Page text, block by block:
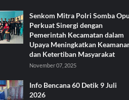
Senkom Mitra Polri Somba Opu
Perkuat Sinergi dengan
Pemerintah Kecamatan dalam
Upaya Meningkatkan
dan Ketertiban Masyarakat
November 07, 2025
Info Bencana 60 Detik 9 Juli
2026